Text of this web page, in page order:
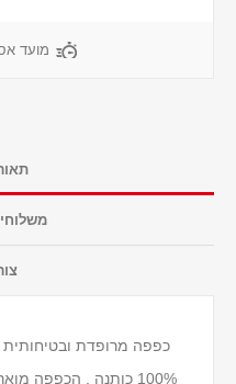
מועד
כפפה מרופדת ובטיחותית
100% כותנה . הכפפה